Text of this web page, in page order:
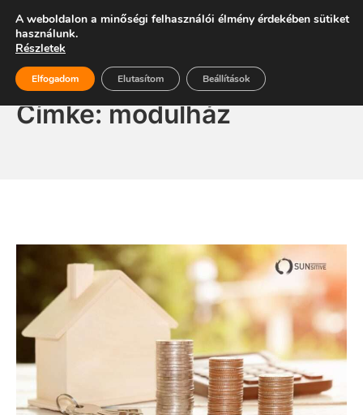
content
Energiaszabadság
Címke:modulház
A weboldalon a minőségi felhasználói élmény érdekében sütiket
használunk.
Részletek
Elfogadom Elutasítom Beállítások